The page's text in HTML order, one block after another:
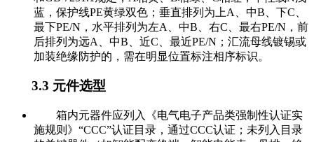
蓝，保护线PE黄绿双色；垂直排列为上A、中B、下C、
最下PE/N，水平排列为左A、中B、右C、最右PE/N，前
后排列为远A、中B、近C、最近PE/N；汇流母线镀锡或
加装绝缘防护的，需在明显位置标注相序标识。
3.3 元件选型
箱内元器件应列入《电气电子产品类强制性认证实
施规则》“CCC”认证目录，通过CCC认证；未列入目录